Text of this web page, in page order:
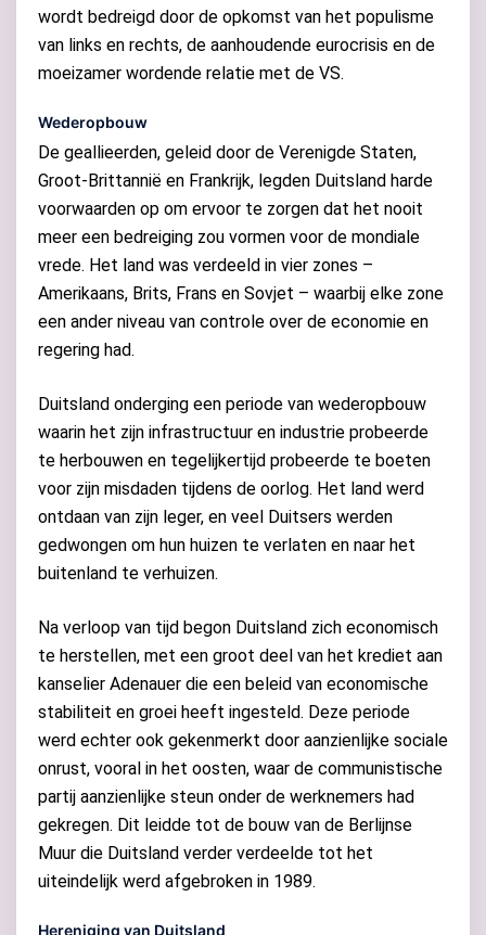
wordt bedreigd door de opkomst van het populisme
van links en rechts, de aanhoudende eurocrisis en de
moeizamer wordende relatie met de VS.
Wederopbouw
De geallieerden, geleid door de Verenigde Staten,
Groot-Brittannië en Frankrijk, legden Duitsland harde
voorwaarden op om ervoor te zorgen dat het nooit
meer een bedreiging zou vormen voor de mondiale
vrede. Het land was verdeeld in vier zones –
Amerikaans, Brits, Frans en Sovjet – waarbij elke zone
een ander niveau van controle over de economie en
regering had.
Duitsland onderging een periode van wederopbouw
waarin het zijn infrastructuur en industrie probeerde
te herbouwen en tegelijkertijd probeerde te boeten
voor zijn misdaden tijdens de oorlog. Het land werd
ontdaan van zijn leger, en veel Duitsers werden
gedwongen om hun huizen te verlaten en naar het
buitenland te verhuizen.
Na verloop van tijd begon Duitsland zich economisch
te herstellen, met een groot deel van het krediet aan
kanselier Adenauer die een beleid van economische
stabiliteit en groei heeft ingesteld. Deze periode
werd echter ook gekenmerkt door aanzienlijke sociale
onrust, vooral in het oosten, waar de communistische
partij aanzienlijke steun onder de werknemers had
gekregen. Dit leidde tot de bouw van de Berlijnse
Muur die Duitsland verder verdeelde tot het
uiteindelijk werd afgebroken in 1989.
Hereniging van Duitsland